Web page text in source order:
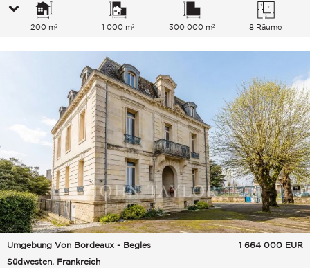
200 m² 1 000 m² 300 000 m² 8 Räume
Umgebung Von Bordeaux - Begles
Südwesten, Frankreich
1 664 000 EUR